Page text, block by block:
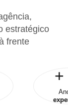
estratégico
frente
+